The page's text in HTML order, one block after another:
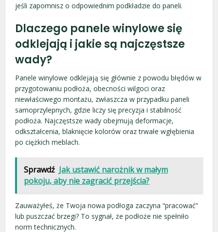
jeśli zapomnisz o odpowiednim podkładzie do paneli.
Dlaczego panele winylowe się
odklejają i jakie są najczęstsze
wady?
Panele winylowe odklejają się głównie z powodu błędów w
przygotowaniu podłoża, obecności wilgoci oraz
niewłaściwego montażu, zwłaszcza w przypadku paneli
samoprzylepnych, gdzie liczy się precyzja i stabilność
podłoża. Najczęstsze wady obejmują deformacje,
odkształcenia, blaknięcie kolorów oraz trwałe wgłębienia
po ciężkich meblach.
Sprawdź Jak ustawić narożnik w małym
pokoju, aby nie zagracić przejścia?
Zauważyłeś, że Twoja nowa podłoga zaczyna “pracować”
lub puszczać brzegi? To sygnał, że podłoże nie spełniło
norm technicznych.